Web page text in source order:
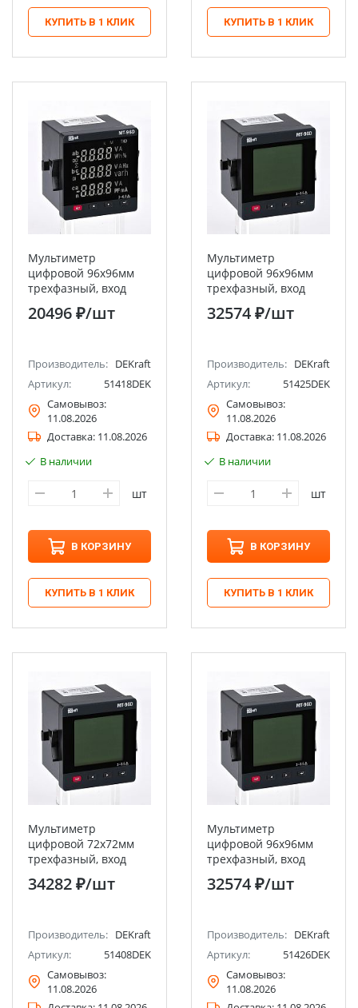
КУПИТЬ В 1 КЛИК КУПИТЬ В 1 КЛИК
Мультиметр
цифровой 96х96мм
трехфазный, вход
100В 5А, LED-дисплей
МТ-96D DEKraft
20496 ₽/шт
Производитель: DEKraft
Артикул:
51418DEK
Самовывоз:
11.08.2026
Доставка: 11.08.2026
В наличии
шт
В КОРЗИНУ
КУПИТЬ В 1 КЛИК
Мультиметр
цифровой 96х96мм
трехфазный, вход
600В 1А, LCD-дисплей
МТ-96D DEKraft
32574 ₽/шт
Производитель: DEKraft
Артикул:
51425DEK
Самовывоз:
11.08.2026
Доставка: 11.08.2026
В наличии
шт
В КОРЗИНУ
КУПИТЬ В 1 КЛИК
Мультиметр
цифровой 72х72мм
трехфазный, вход
600В 5А, LCD-дисплей
МТ-72D DEKraft
34282 ₽/шт
Производитель: DEKraft
Артикул:
51408DEK
Самовывоз:
11.08.2026
Мультиметр
цифровой 96х96мм
трехфазный, вход
100В 5А, LCD-дисплей
МТ-96D DEKraft
32574 ₽/шт
Производитель: DEKraft
Артикул:
51426DEK
Самовывоз:
11.08.2026